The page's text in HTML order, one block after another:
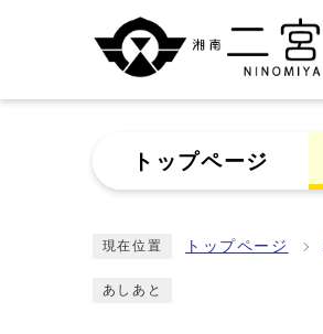
トップページ
現在位置 トップページ
あしあと